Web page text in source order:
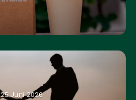
25 Juni 2026